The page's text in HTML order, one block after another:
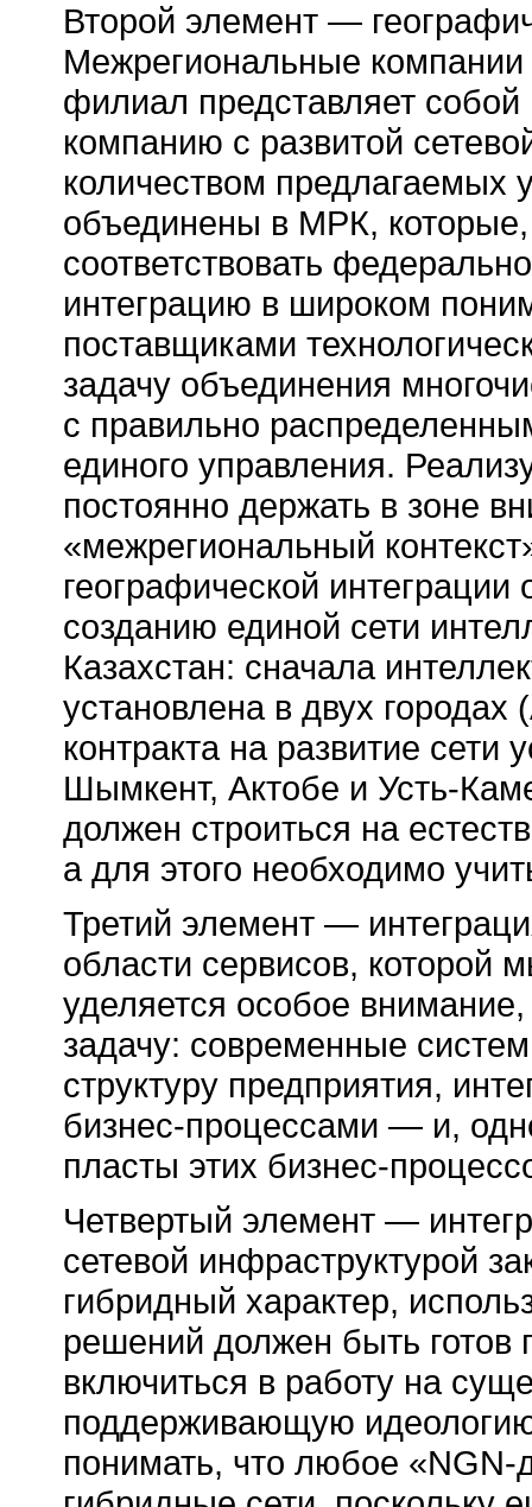
Второй элемент —
Межрегиональные
филиал представляет
компанию с развитой
количеством предлагаемых
объединены в МРК,
соответствовать
интеграцию в широком
поставщиками
задачу объединения
с правильно
единого управления.
постоянно держать в зоне
«межрегиональный
географической интеграции
созданию единой сети
Казахстан: сначала
установлена в двух
контракта на развитие сети
Шымкент, Актобе и Усть-
должен строиться на
а для этого необходимо
Третий элемент —
области сервисов, которой
уделяется особое
задачу: современные
структуру предприятия,
бизнес-процессами — и,
пласты этих бизнес-
Четвертый элемент —
сетевой инфраструктурой
гибридный характер,
решений должен быть готов
включиться в работу на
поддерживающую
понимать, что любое «NGN-